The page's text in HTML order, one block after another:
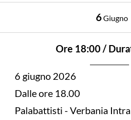
6Giugno
Ore 18:00 /
6 giugno 2026
Dalle ore 18.00
Palabattisti - Verbania Intra